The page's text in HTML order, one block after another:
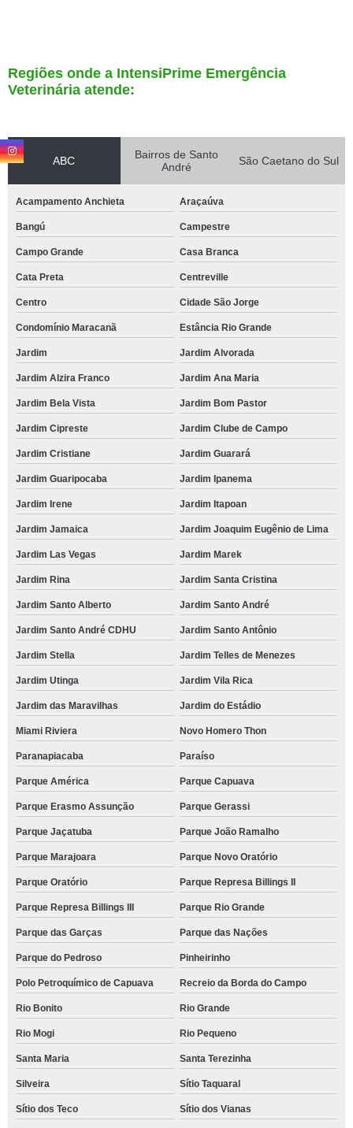
Regiões onde a IntensiPrime Emergência
Veterinária atende:
ABC
Bairros de Santo
André
São Caetano do Sul
Acampamento Anchieta Araçaúva
Bangú Campestre
Campo Grande Casa Branca
Cata Preta Centreville
Centro Cidade São Jorge
Condomínio Maracanã Estância Rio Grande
Jardim Jardim Alvorada
Jardim Alzira Franco Jardim Ana Maria
Jardim Bela Vista Jardim Bom Pastor
Jardim Cipreste Jardim Clube de Campo
Jardim Cristiane Jardim Guarará
Jardim Guaripocaba Jardim Ipanema
Jardim Irene Jardim Itapoan
Jardim Jamaica Jardim Joaquim Eugênio de Lima
Jardim Las Vegas Jardim Marek
Jardim Rina Jardim Santa Cristina
Jardim Santo Alberto Jardim Santo André
Jardim Santo André CDHU Jardim Santo Antônio
Jardim Stella Jardim Telles de Menezes
Jardim Utinga Jardim Vila Rica
Jardim das Maravilhas Jardim do Estádio
Miami Riviera Novo Homero Thon
Paranapiacaba Paraíso
Parque América Parque Capuava
Parque Erasmo Assunção Parque Gerassi
Parque Jaçatuba Parque João Ramalho
Parque Marajoara Parque Novo Oratório
Parque Oratório Parque Represa Billings II
Parque Represa Billings III Parque Rio Grande
Parque das Garças Parque das Nações
Parque do Pedroso Pinheirinho
Polo Petroquímico de Capuava Recreio da Borda do Campo
Rio Bonito Rio Grande
Rio Mogi Rio Pequeno
Santa Maria Santa Terezinha
Silveira Sítio Taquaral
Sítio dos Teco Sítio dos Vianas